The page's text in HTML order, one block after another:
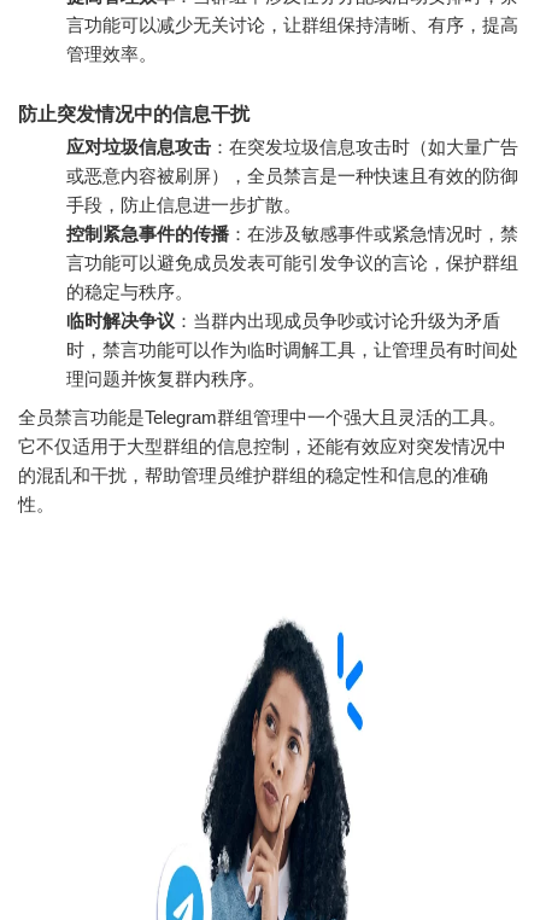
言功能可以减少无关讨论，让群组保持清晰、有序，提高
管理效率。
防止突发情况中的信息干扰
应对垃圾信息攻击 ：在突发垃圾信息攻击时（如大量广告
或恶意内容被刷屏），全员禁言是一种快速且有效的防御
手段，防止信息进一步扩散。
控制紧急事件的传播 ：在涉及敏感事件或紧急情况时，禁
言功能可以避免成员发表可能引发争议的言论，保护群组
的稳定与秩序。
临时解决争议 ：当群内出现成员争吵或讨论升级为矛盾
时，禁言功能可以作为临时调解工具，让管理员有时间处
理问题并恢复群内秩序。
全员禁言功能是Telegram群组管理中一个强大且灵活的工具。
它不仅适用于大型群组的信息控制，还能有效应对突发情况中
的混乱和干扰，帮助管理员维护群组的稳定性和信息的准确
性。